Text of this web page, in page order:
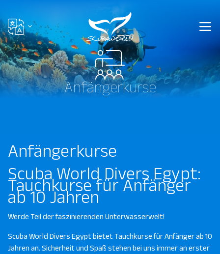
Anfängerkurse
Anfängerkurse
Scuba World Divers Egypt:
Tauchkurse für Anfänger
ab 10 Jahren
Werde Teil der faszinierenden Unterwasserwelt!
Scuba World Divers Egypt bietet Tauchkurse für Anfänger ab 10
Jahren an. Sicherheit und Spaß stehen bei uns immer an erster